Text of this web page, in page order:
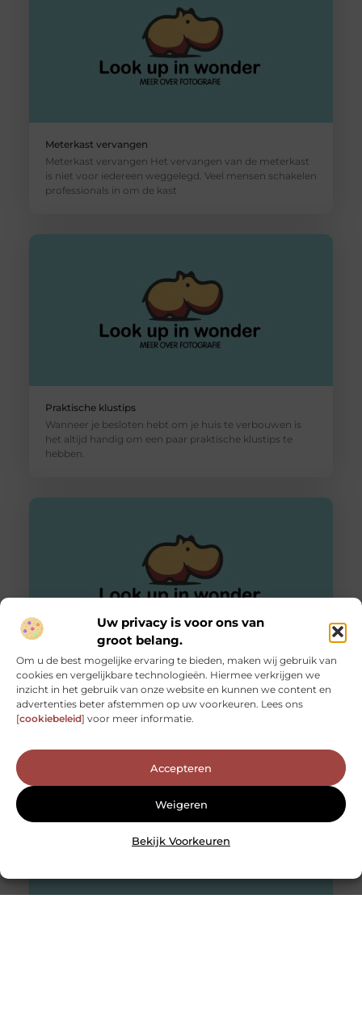
Uw privacy is voor ons van
groot belang.
Om u de best mogelijke ervaring te bieden, maken wij gebruik van
cookies en vergelijkbare technologieën. Hiermee verkrijgen we
inzicht in het gebruik van onze website en kunnen we content en
advertenties beter afstemmen op uw voorkeuren. Lees ons
[cookiebeleid] voor meer informatie.
Accepteren
Weigeren
Bekijk Voorkeuren
Meterkast vervangen
Meterkast vervangen Het vervangen van de meterkast
is niet voor iedereen weggelegd. Veel mensen schakelen
professionals in om de kast
Praktische klustips
Wanneer je besloten hebt om je huis te verbouwen is
het altijd handig om een paar praktische klustips te
hebben.
Tentamentraining voor juridische studies
Persoonlijke en doelgerichte ondersteuning bij het
studeren is in sommige gevallen zeer gewenst. Een
studie aan het hoger onderwijs vereist